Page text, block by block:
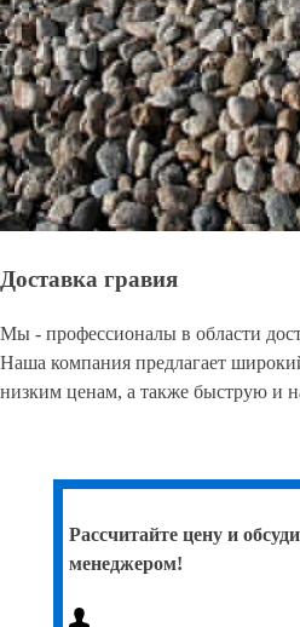
Доставка гравия
Мы - профессионалы в области
Наша компания предлагает
низким ценам, а также быструю и
Рассчитайте цену и
менеджером!